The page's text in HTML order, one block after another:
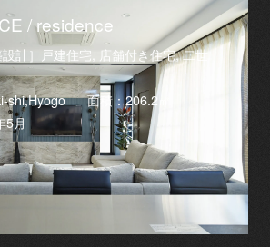
/ residence
計］戸建住宅, 店舗付き住宅, 二世
shi,Hyogo
面積：206.2㎡
5月